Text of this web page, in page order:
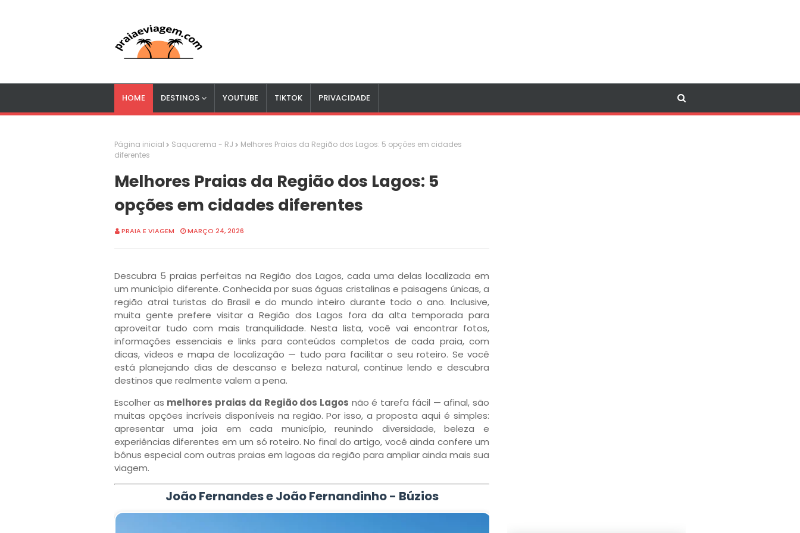
HOME DESTINOS YOUTUBE TIKTOK PRIVACIDADE
Página inicial Saquarema - RJ
Melhores Praias da Região dos Lagos: 5 opções em cidades
diferentes
Melhores Praias da Região dos Lagos: 5
opções em cidades diferentes
PRAIA E VIAGEM MARÇO 24, 2026
Descubra 5 praias perfeitas na Região dos Lagos, cada uma delas localizada em
um município diferente. Conhecida por suas águas cristalinas e paisagens únicas, a
região atrai turistas do Brasil e do mundo inteiro durante todo o ano. Inclusive,
muita gente prefere visitar a Região dos Lagos fora da alta temporada para
aproveitar tudo com mais tranquilidade. Nesta lista, você vai encontrar fotos,
informações essenciais e links para conteúdos completos de cada praia, com
dicas, vídeos e mapa de localização — tudo para facilitar o seu roteiro. Se você
está planejando dias de descanso e beleza natural, continue lendo e descubra
destinos que realmente valem a pena.
Escolher as melhores praias da Região dos Lagos não é tarefa fácil — afinal, são
muitas opções incríveis disponíveis na região. Por isso, a proposta aqui é simples:
apresentar uma joia em cada município, reunindo diversidade, beleza e
experiências diferentes em um só roteiro. No final do artigo, você ainda confere um
bônus especial com outras praias em lagoas da região para ampliar ainda mais sua
viagem.
João Fernandes e João Fernandinho - Búzios